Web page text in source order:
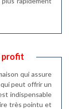
profit
qui assure
peut offrir un
indispensable
très pointu et